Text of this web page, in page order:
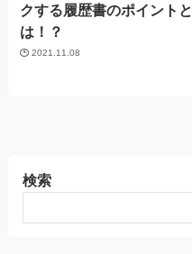
クする履歴書のポイントと
は！？
2021.11.08
検索